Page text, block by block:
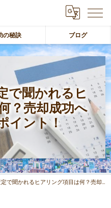
の秘訣 ブログ
で聞かれるヒ
？売却成功へ
イント！
れるヒアリング項目は何？売却成功へ導く重要なポイント！